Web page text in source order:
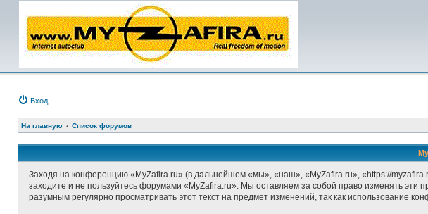
Вход
На главную Список форумов
Заходя на конференцию «MyZafira.ru» (в дальнейшем «мы», «наш», «MyZafira.ru», «https://
заходите и не пользуйтесь форумами «MyZafira.ru». Мы оставляем за собой право изменять
разумным регулярно просматривать этот текст на предмет изменений, так как использование